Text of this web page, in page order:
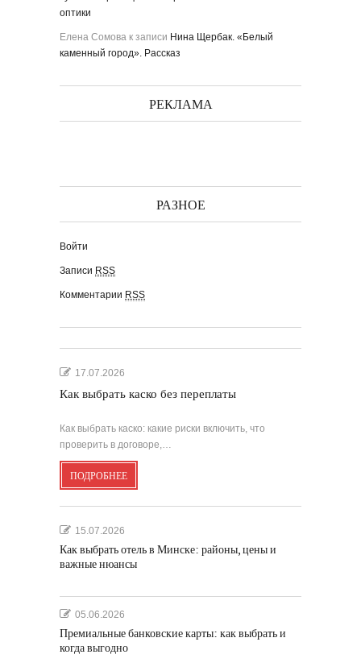
оптики
Елена Сомова к записи Нина Щербак. «Белый
каменный город». Рассказ
РЕКЛАМА
РАЗНОЕ
Войти
Записи RSS
Комментарии RSS
17.07.2026
Как выбрать каско без переплаты
Как выбрать каско: какие риски включить, что
проверить в договоре,…
ПОДРОБНЕЕ
15.07.2026
Как выбрать отель в Минске: районы, цены и
важные нюансы
05.06.2026
Премиальные банковские карты: как выбрать и
когда выгодно